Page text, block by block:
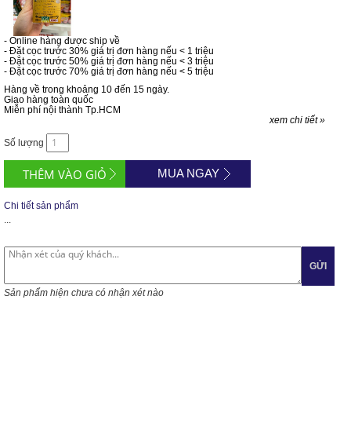
- Online hàng được ship về
- Đặt cọc trước 30% giá trị đơn hàng nếu < 1 triệu
- Đặt cọc trước 50% giá trị đơn hàng nếu < 3 triệu
- Đặt cọc trước 70% giá trị đơn hàng nếu < 5 triệu
Hàng về trong khoảng 10 đến 15 ngày.
Giao hàng toàn quốc
Miễn phí nội thành Tp.HCM
xem chi tiết »
Số lượng
MUA NGAY
Chi tiết sản phẩm
...
GỬI
Sản phẩm hiện chưa có nhận xét nào